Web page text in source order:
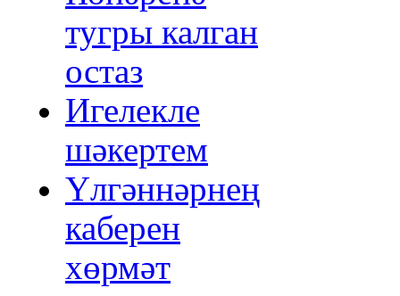
тугры калган
остаз
Игелекле
шәкертем
Үлгәннәрнең
каберен
хөрмәт